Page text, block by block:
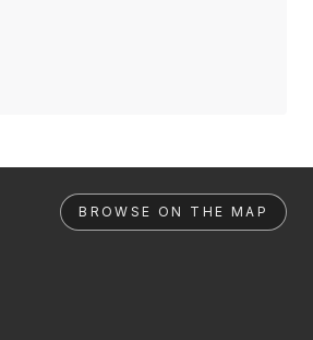
BROWSE ON THE MAP